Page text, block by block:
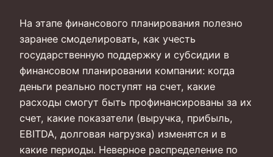
На этапе финансового планирования полезно
заранее смоделировать, как учесть
государственную поддержку и субсидии в
финансовом планировании компании: когда
деньги реально поступят на счет, какие
расходы смогут быть профинансированы за их
счет, какие показатели (выручка, прибыль,
EBITDA, долговая нагрузка) изменятся и в
какие периоды. Неверное распределение по